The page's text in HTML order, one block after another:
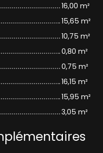
16,00 m²
15,65 m²
10,75 m²
0,80 m²
0,75 m²
16,15 m²
15,95 m²
3,05 m²